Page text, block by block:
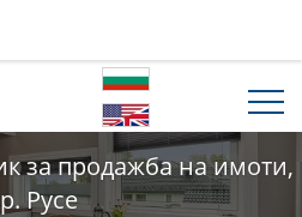
за продажба на имоти,
Русе